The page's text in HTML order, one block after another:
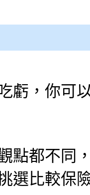
虧，你可
點都不同
選比較保